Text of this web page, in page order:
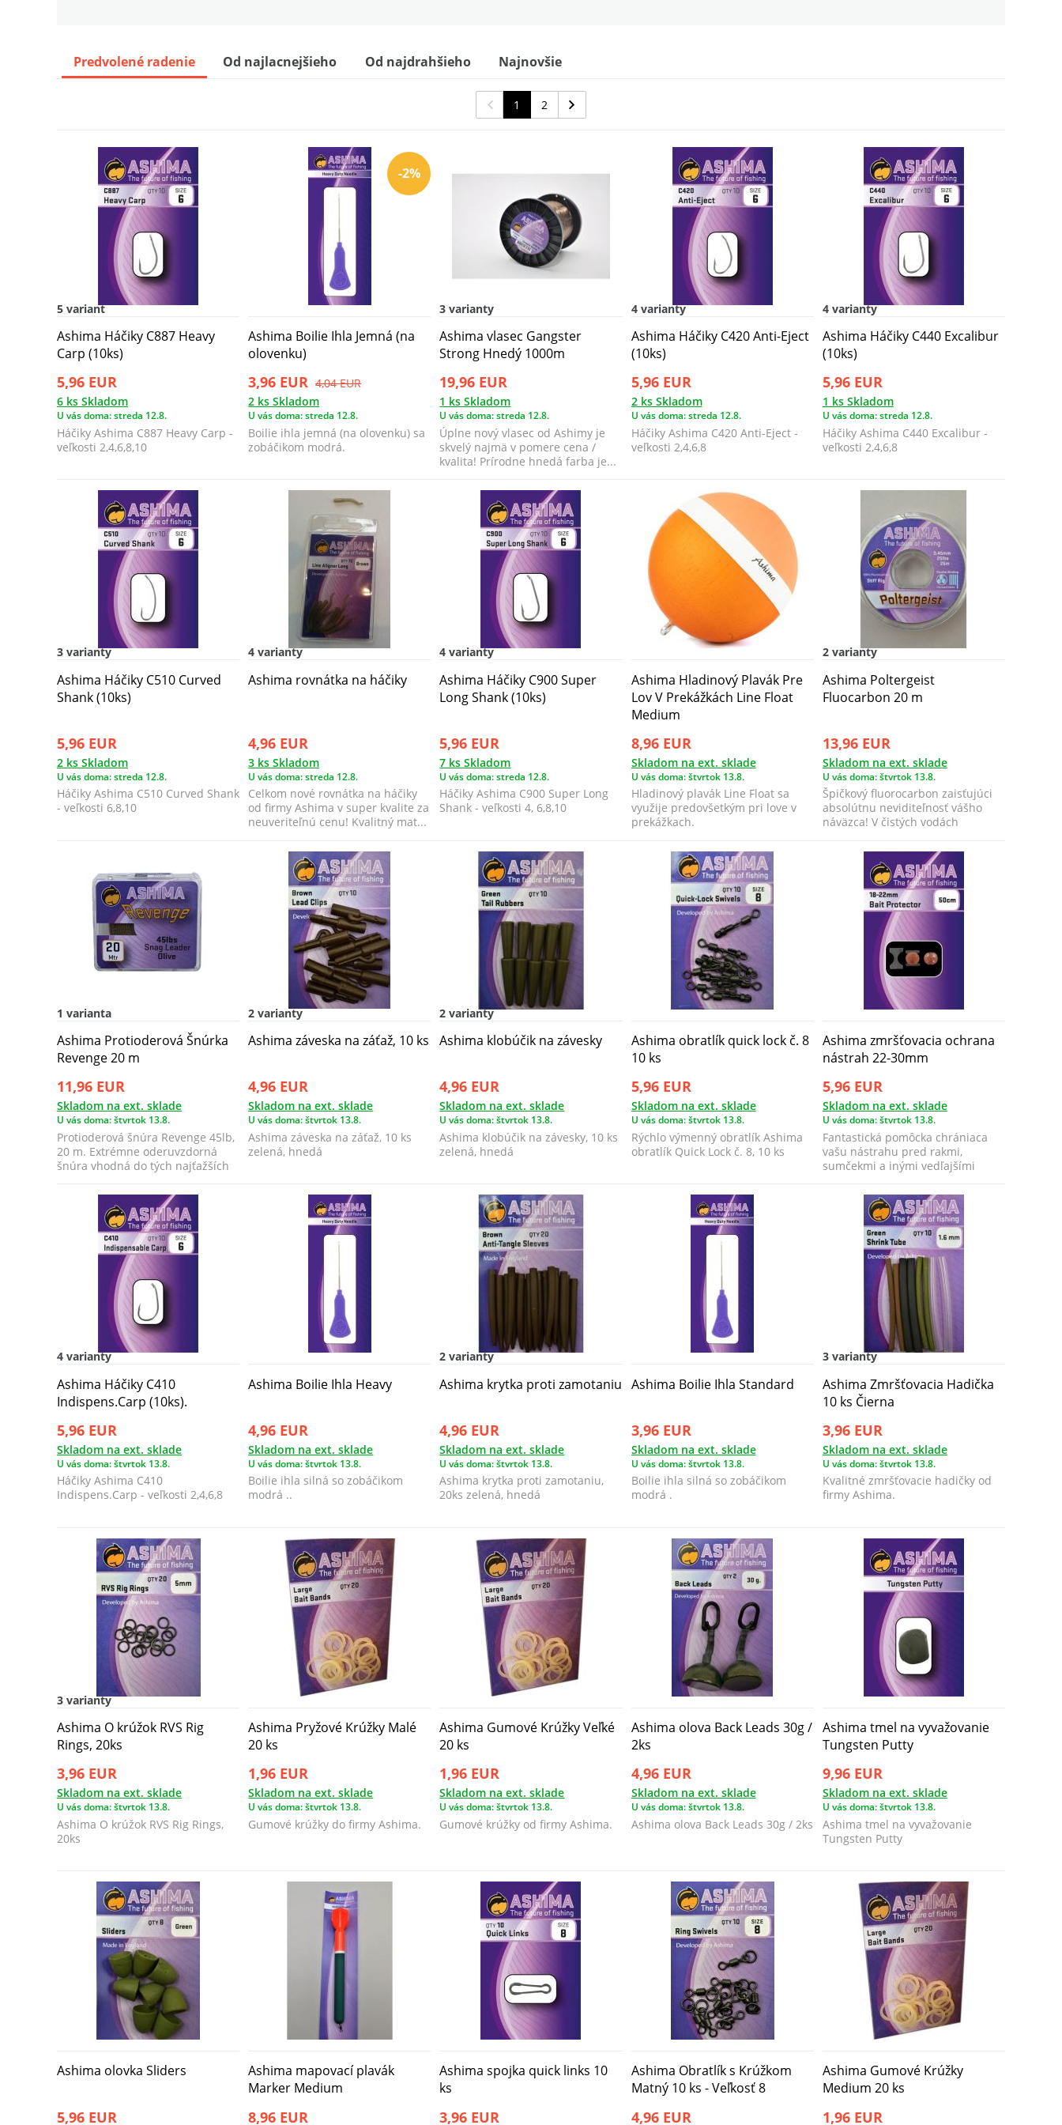
Predvolené radenie Od najlacnejšieho Od najdrahšieho Najnovšie
1 2
5 variant
Ashima Háčiky C887 Heavy
Carp (10ks)
5,96 EUR
6 ks Skladom
U vás doma: streda 12.8.
Háčiky Ashima C887 Heavy Carp -
veľkosti 2,4,6,8,10
-2%
Ashima Boilie Ihla Jemná (na
olovenku)
3,96 EUR 4,04 EUR
2 ks Skladom
U vás doma: streda 12.8.
Boilie ihla jemná (na olovenku) sa
zobáčikom modrá.​
3 varianty
Ashima vlasec Gangster
Strong Hnedý 1000m
19,96 EUR
1 ks Skladom
U vás doma: streda 12.8.
Úplne nový vlasec od Ashimy je
skvelý najmä v pomere cena /
kvalita! Prírodne hnedá farba je...
4 varianty
Ashima Háčiky C420 Anti-Eject
(10ks)
5,96 EUR
2 ks Skladom
U vás doma: streda 12.8.
Háčiky Ashima C420 Anti-Eject -
veľkosti 2,4,6,8
4 varianty
Ashima Háčiky C440 Excalibur
(10ks)
5,96 EUR
1 ks Skladom
U vás doma: streda 12.8.
Háčiky Ashima C440 Excalibur -
veľkosti 2,4,6,8
3 varianty
Ashima Háčiky C510 Curved
Shank (10ks)
5,96 EUR
2 ks Skladom
U vás doma: streda 12.8.
Háčiky Ashima C510 Curved Shank
- veľkosti 6,8,10
4 varianty
Ashima rovnátka na háčiky
4,96 EUR
3 ks Skladom
U vás doma: streda 12.8.
Celkom nové rovnátka na háčiky
od firmy Ashima v super kvalite za
neuveriteľnú cenu! Kvalitný mat...
4 varianty
Ashima Háčiky C900 Super
Long Shank (10ks)
5,96 EUR
7 ks Skladom
U vás doma: streda 12.8.
Háčiky Ashima C900 Super Long
Shank - veľkosti 4, 6,8,10
Ashima Hladinový Plavák Pre
Lov V Prekážkách Line Float
Medium
8,96 EUR
Skladom na ext. sklade
U vás doma: štvrtok 13.8.
Hladinový plavák Line Float sa
využije predovšetkým pri love v
prekážkach.
2 varianty
Ashima Poltergeist
Fluocarbon 20 m
13,96 EUR
Skladom na ext. sklade
U vás doma: štvrtok 13.8.
Špičkový fluorocarbon zaisťujúci
absolútnu neviditeľnosť vášho
náväzca! V čistých vodách
1 varianta
Ashima Protioderová Šnúrka
Revenge 20 m
11,96 EUR
Skladom na ext. sklade
U vás doma: štvrtok 13.8.
Protioderová šnúra Revenge 45lb,
20 m. Extrémne oderuvzdorná
šnúra vhodná do tých najťažších
2 varianty
Ashima záveska na záťaž, 10 ks
4,96 EUR
Skladom na ext. sklade
U vás doma: štvrtok 13.8.
Ashima záveska na záťaž, 10 ks
zelená, hnedá
2 varianty
Ashima klobúčik na závesky
4,96 EUR
Skladom na ext. sklade
U vás doma: štvrtok 13.8.
Ashima klobúčik na závesky, 10 ks
zelená, hnedá
Ashima obratlík quick lock č. 8
10 ks
5,96 EUR
Skladom na ext. sklade
U vás doma: štvrtok 13.8.
Rýchlo výmenný obratlík Ashima
obratlík Quick Lock č. 8, 10 ks
Ashima zmršťovacia ochrana
nástrah 22-30mm
5,96 EUR
Skladom na ext. sklade
U vás doma: štvrtok 13.8.
Fantastická pomôcka chrániaca
vašu nástrahu pred rakmi,
sumčekmi a inými vedľajšími
4 varianty
Ashima Háčiky C410
Indispens.Carp (10ks).
5,96 EUR
Skladom na ext. sklade
U vás doma: štvrtok 13.8.
Háčiky Ashima C410
Indispens.Carp - veľkosti 2,4,6,8
Ashima Boilie Ihla Heavy
4,96 EUR
Skladom na ext. sklade
U vás doma: štvrtok 13.8.
Boilie ihla silná so zobáčikom
modrá ..​
2 varianty
Ashima krytka proti zamotaniu
4,96 EUR
Skladom na ext. sklade
U vás doma: štvrtok 13.8.
Ashima krytka proti zamotaniu,
20ks zelená, hnedá
Ashima Boilie Ihla Standard
3,96 EUR
Skladom na ext. sklade
U vás doma: štvrtok 13.8.
Boilie ihla silná so zobáčikom
modrá .
3 varianty
Ashima Zmršťovacia Hadička
10 ks Čierna
3,96 EUR
Skladom na ext. sklade
U vás doma: štvrtok 13.8.
Kvalitné zmršťovacie hadičky od
firmy Ashima.
3 varianty
Ashima O krúžok RVS Rig
Rings, 20ks
3,96 EUR
Skladom na ext. sklade
U vás doma: štvrtok 13.8.
Ashima O krúžok RVS Rig Rings,
20ks
Ashima Pryžové Krúžky Malé
20 ks
1,96 EUR
Skladom na ext. sklade
U vás doma: štvrtok 13.8.
Gumové krúžky do firmy Ashima.
Ashima Gumové Krúžky Veľké
20 ks
1,96 EUR
Skladom na ext. sklade
U vás doma: štvrtok 13.8.
Gumové krúžky od firmy Ashima.​
Ashima olova Back Leads 30g /
2ks
4,96 EUR
Skladom na ext. sklade
U vás doma: štvrtok 13.8.
Ashima olova Back Leads 30g / 2ks
Ashima tmel na vyvažovanie
Tungsten Putty
9,96 EUR
Skladom na ext. sklade
U vás doma: štvrtok 13.8.
Ashima tmel na vyvažovanie
Tungsten Putty​
Ashima olovka Sliders
5,96 EUR
Ashima mapovací plavák
Marker Medium
8,96 EUR
Ashima spojka quick links 10
ks
3,96 EUR
Ashima Obratlík s Krúžkom
Matný 10 ks - Veľkosť 8
4,96 EUR
Ashima Gumové Krúžky
Medium 20 ks
1,96 EUR